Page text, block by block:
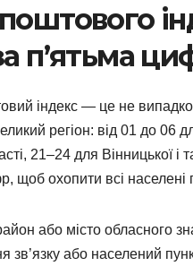
п’ятьма
індекс — це не
регіон: від 01 до 06
21–24 для Вінницької
щоб охопити всі населені
або місто обласного
зв’язку або населений